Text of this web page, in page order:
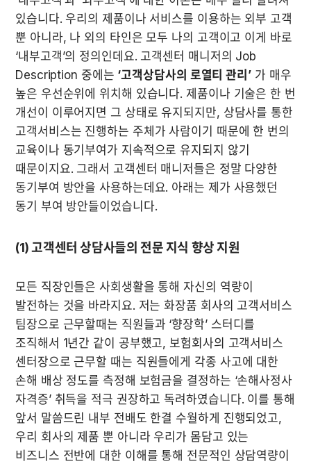
있습니다. 우리의 제품이나 서비스를 이용하는 외부 고객
뿐 아니라, 나 외의 타인은 모두 나의 고객이고 이게 바로
‘내부고객’의 정의인데요. 고객센터 매니저의 Job
Description 중에는 ‘고객상담사의 로열티 관리’ 가 매우
높은 우선순위에 위치해 있습니다. 제품이나 기술은 한 번
개선이 이루어지면 그 상태로 유지되지만, 상담사를 통한
고객서비스는 진행하는 주체가 사람이기 때문에 한 번의
교육이나 동기부여가 지속적으로 유지되지 않기
때문이지요. 그래서 고객센터 매니저들은 정말 다양한
동기부여 방안을 사용하는데요. 아래는 제가 사용했던
(1) 고객센터 상담사들의 전문 지식 향상 지원
모든 직장인들은 사회생활을 통해 자신의 역량이
발전하는 것을 바라지요. 저는 화장품 회사의 고객서비스
팀장으로 근무할때는 직원들과 ‘향장학’ 스터디를
조직해서 1년간 같이 공부했고, 보험회사의 고객서비스
센터장으로 근무할 때는 직원들에게 각종 사고에 대한
손해 배상 정도를 측정해 보험금을 결정하는 ‘손해사정사
자격증’ 취득을 적극 권장하고 독려하였습니다. 이를 통해
앞서 말씀드린 내부 전배도 한결 수월하게 진행되었고,
우리 회사의 제품 뿐 아니라 우리가 몸담고 있는
비즈니스 전반에 대한 이해를 통해 전문적인 상담역량이